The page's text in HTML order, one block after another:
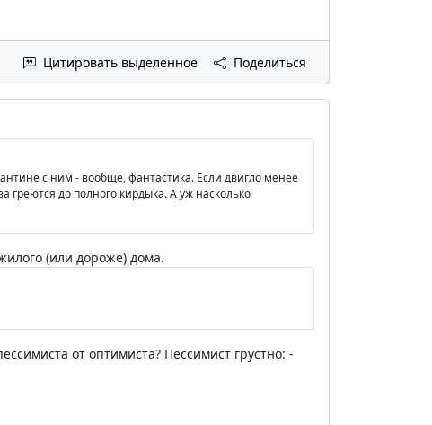
Цитировать выделенное Поделиться
с ним - вообще, фантастика. Если двигло менее
греются до полного кирдыка. А уж насколько
(или дороже) дома.
от оптимиста? Пессимист грустно: -